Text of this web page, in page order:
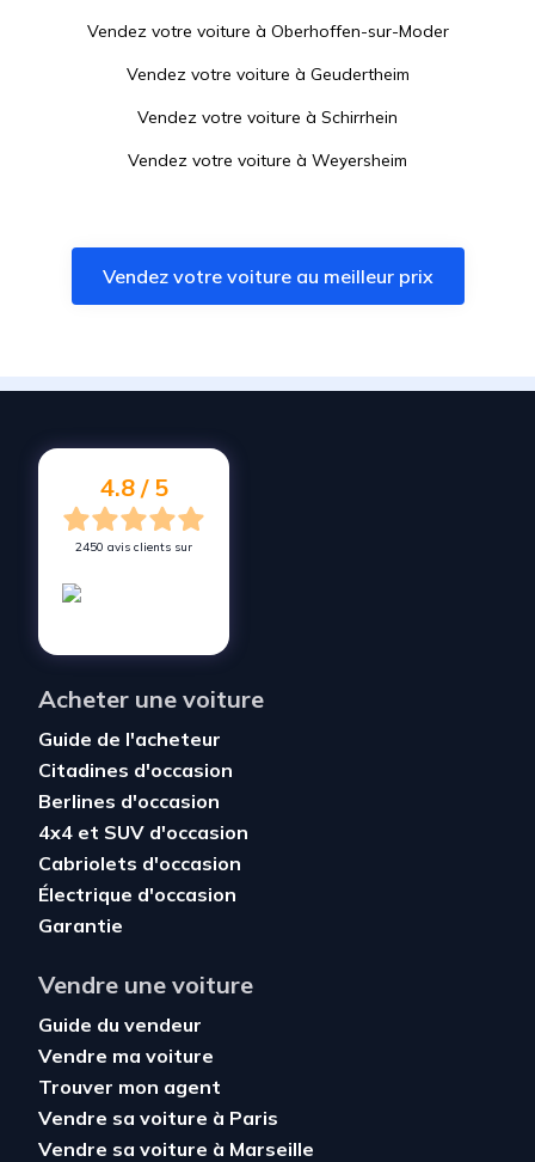
Vendez votre voiture à Oberhoffen-sur-Moder
Vendez votre voiture à Geudertheim
Vendez votre voiture à Schirrhein
Vendez votre voiture à Weyersheim
Vendez votre voiture àReichshoffen
Vendez votre voiture àHœrdt
Vendez votre voiture à
Vendez votre voiture au meilleur prix
4.8 / 5
2450 avis clients sur
Acheter une voiture
Guide de l'acheteur
Citadines d'occasion
Berlines d'occasion
4x4 et SUV d'occasion
Cabriolets d'occasion
Électrique d'occasion
Garantie
Vendre une voiture
Guide du vendeur
Vendre ma voiture
Trouver mon agent
Vendre sa voiture à Paris
Vendre sa voiture à Marseille